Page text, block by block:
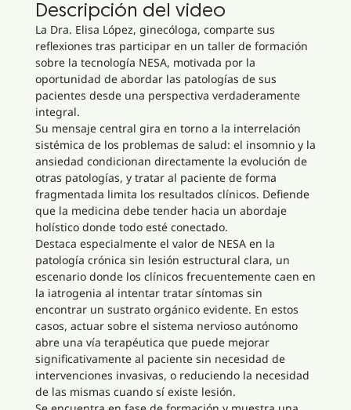
Descripción del video
La Dra. Elisa López, ginecóloga, comparte sus
reflexiones tras participar en un taller de formación
sobre la tecnología NESA, motivada por la
oportunidad de abordar las patologías de sus
pacientes desde una perspectiva verdaderamente
integral.
Su mensaje central gira en torno a la interrelación
sistémica de los problemas de salud: el insomnio y la
ansiedad condicionan directamente la evolución de
otras patologías, y tratar al paciente de forma
fragmentada limita los resultados clínicos. Defiende
que la medicina debe tender hacia un abordaje
holístico donde todo esté conectado.
Destaca especialmente el valor de NESA en la
patología crónica sin lesión estructural clara, un
escenario donde los clínicos frecuentemente caen en
la iatrogenia al intentar tratar síntomas sin
encontrar un sustrato orgánico evidente. En estos
casos, actuar sobre el sistema nervioso autónomo
abre una vía terapéutica que puede mejorar
significativamente al paciente sin necesidad de
intervenciones invasivas, o reduciendo la necesidad
de las mismas cuando sí existe lesión.